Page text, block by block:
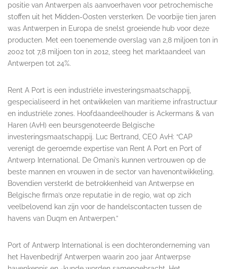
positie van Antwerpen als aanvoerhaven voor petrochemische
stoffen uit het Midden-Oosten versterken. De voorbije tien jaren
was Antwerpen in Europa de snelst groeiende hub voor deze
producten. Met een toenemende overslag van 2,8 miljoen ton in
2002 tot 7,8 miljoen ton in 2012, steeg het marktaandeel van
Antwerpen tot 24%.
Rent A Port is een industriële investeringsmaatschappij,
gespecialiseerd in het ontwikkelen van maritieme infrastructuur
en industriële zones. Hoofdaandeelhouder is Ackermans & van
Haren (AvH) een beursgenoteerde Belgische
investeringsmaatschappij. Luc Bertrand, CEO AvH: “CAP
verenigt de geroemde expertise van Rent A Port en Port of
Antwerp International. De Omani’s kunnen vertrouwen op de
beste mannen en vrouwen in de sector van havenontwikkeling.
Bovendien versterkt de betrokkenheid van Antwerpse en
Belgische firma’s onze reputatie in de regio, wat op zich
veelbelovend kan zijn voor de handelscontacten tussen de
havens van Duqm en Antwerpen.”
Port of Antwerp International is een dochteronderneming van
het Havenbedrijf Antwerpen waarin 200 jaar Antwerpse